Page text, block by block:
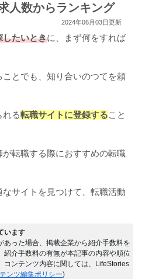
人数からランキング
2024年06月03日更新
したいときに、まず何をすれば
とでも、知り合いのつてを頼
れる転職サイトに登録すること
転職する際におすすめの転職
サイトを見つけて、転職活動
います
った場合、掲載企業から紹介手数料を
介手数料の有無が本記事の内容や順位
コンテンツ内容に関しては、LifeStories
ンツ編集ポリシー)